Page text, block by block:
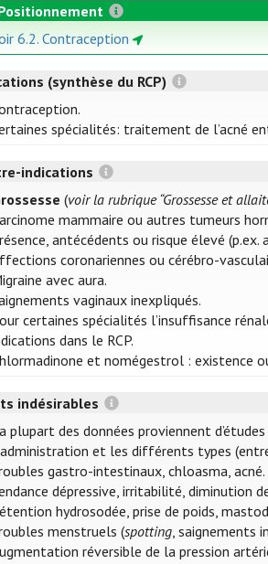
6.2. Contraception
(synthèse du RCP)
spécialités: traitement de l’acné
indications
(voir la rubrique “Grossesse et
mammaire ou autres tumeurs
antécédents ou risque élevé
coronariennes ou cérébro-
avec aura.
vaginaux inexpliqués.
certaines spécialités l’insuffisance
dans le RCP.
et nomégestrol : existence
indésirables
plupart des données proviennent
et les différents types
gastro-intestinaux, chloasma, acné.
dépressive, irritabilité, diminution
hydrosodée, prise de poids,
menstruels (spotting, saignements
réversible de la pression